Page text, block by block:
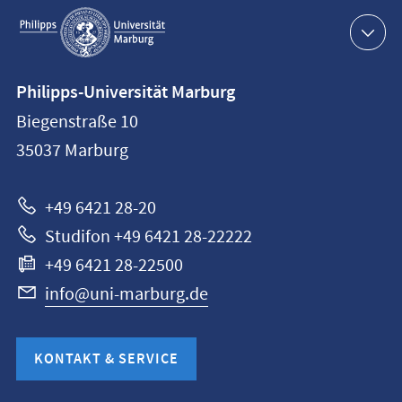
Service-
Navigation
Philipps-
Universität
Marburg
Philipps-Universität Marburg
Biegenstraße 10
35037 Marburg
+49 6421 28-20
Studifon +49 6421 28-22222
+49 6421 28-22500
info@uni-marburg.de
KONTAKT & SERVICE